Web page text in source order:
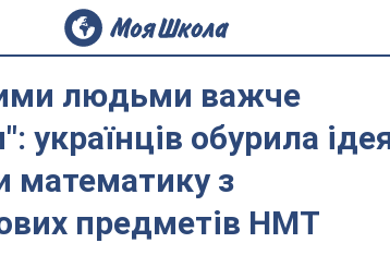
людьми важче
українців обурила
математику з
предметів НМТ